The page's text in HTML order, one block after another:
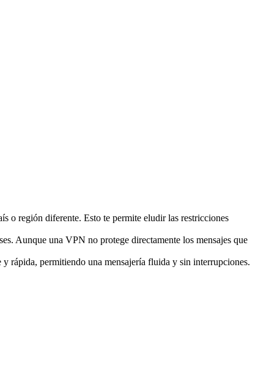
o región diferente. Esto te permite eludir las restricciones
Aunque una VPN no protege directamente los mensajes que
rápida, permitiendo una mensajería fluida y sin interrupciones.